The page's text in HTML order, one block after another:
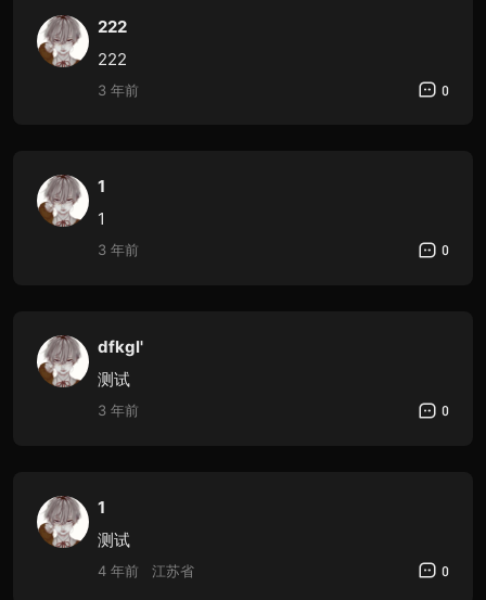
222
222
3 年前 0
1
1
3 年前 0
dfkgl'
测试
3 年前 0
1
测试
4 年前 江苏省 0